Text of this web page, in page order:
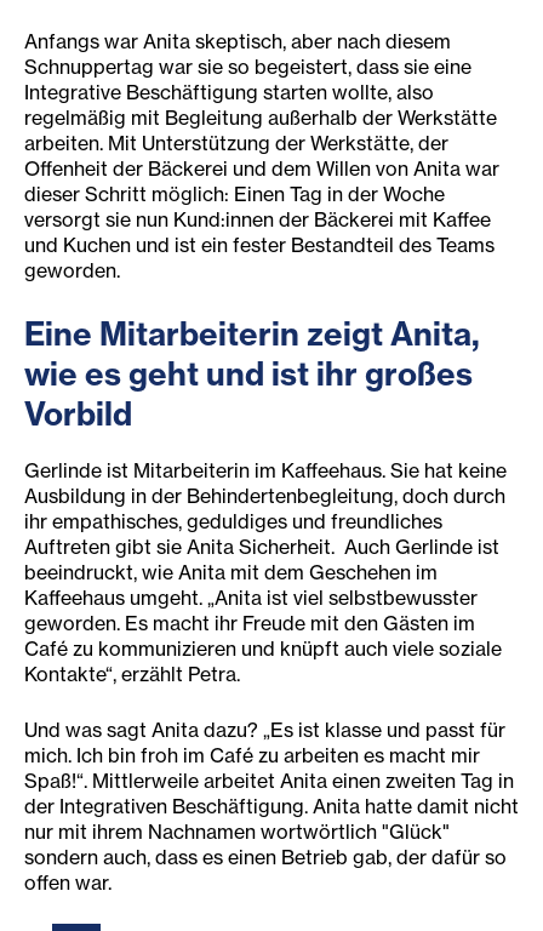
Anfangs war Anita skeptisch, aber nach diesem
Schnuppertag war sie so begeistert, dass sie eine
Integrative Beschäftigung starten wollte, also
regelmäßig mit Begleitung außerhalb der Werkstätte
arbeiten. Mit Unterstützung der Werkstätte, der
Offenheit der Bäckerei und dem Willen von Anita war
dieser Schritt möglich: Einen Tag in der Woche
versorgt sie nun Kund:innen der Bäckerei mit Kaffee
und Kuchen und ist ein fester Bestandteil des Teams
geworden.
Eine Mitarbeiterin zeigt Anita,
wie es gehtund ist ihr großes
Vorbild
Gerlinde ist Mitarbeiterin im Kaffeehaus. Sie hat keine
Ausbildung in der Behindertenbegleitung, doch durch
ihr empathisches, geduldiges und freundliches
Auftreten gibt sie Anita Sicherheit. Auch Gerlinde ist
beeindruckt, wie Anita mit dem Geschehen im
Kaffeehaus umgeht. „Anita ist viel selbstbewusster
geworden. Es macht ihr Freude mit den Gästen im
Café zu kommunizieren und knüpft auch viele soziale
Kontakte“, erzählt Petra.
Und was sagt Anita dazu? „Es ist klasse und passt für
mich. Ich bin froh im Café zu arbeiten es macht mir
Spaß!“. Mittlerweile arbeitet Anita einen zweiten Tag in
der Integrativen Beschäftigung. Anita hatte damit nicht
nur mit ihrem Nachnamen wortwörtlich "Glück"
sondern auch, dass es einen Betrieb gab, der dafür so
offen war.